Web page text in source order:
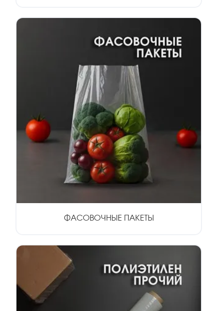
ФАСОВОЧНЫЕ ПАКЕТЫ